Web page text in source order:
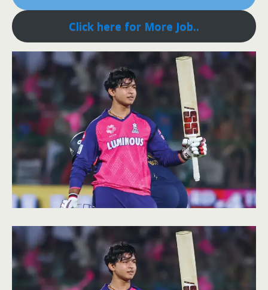
Click here for More Job..